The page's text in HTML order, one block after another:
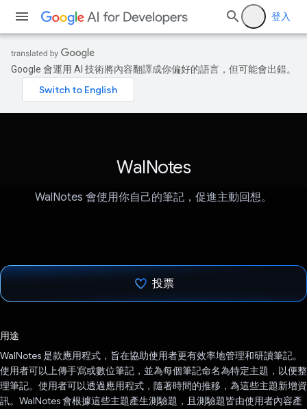
登入
Google 會運用 AI 技術將內容翻譯成你偏好的語言，但可能會出錯。
WalNotes
WalNotes 會使用你自己的筆記，促進主動回想。
投票
用途
WalNotes 是款應用程式，旨在協助使用者更有效率地管理和研讀筆記。
使用者可以上傳手寫或數位筆記，並為每個筆記命名為特定主題，以便整
理筆記。使用者可以透過應用程式，隨著時間的推移，為這些主題新增資
訊。WalNotes 會根據這些主題產生測驗題，且測驗題皆由使用者內容產